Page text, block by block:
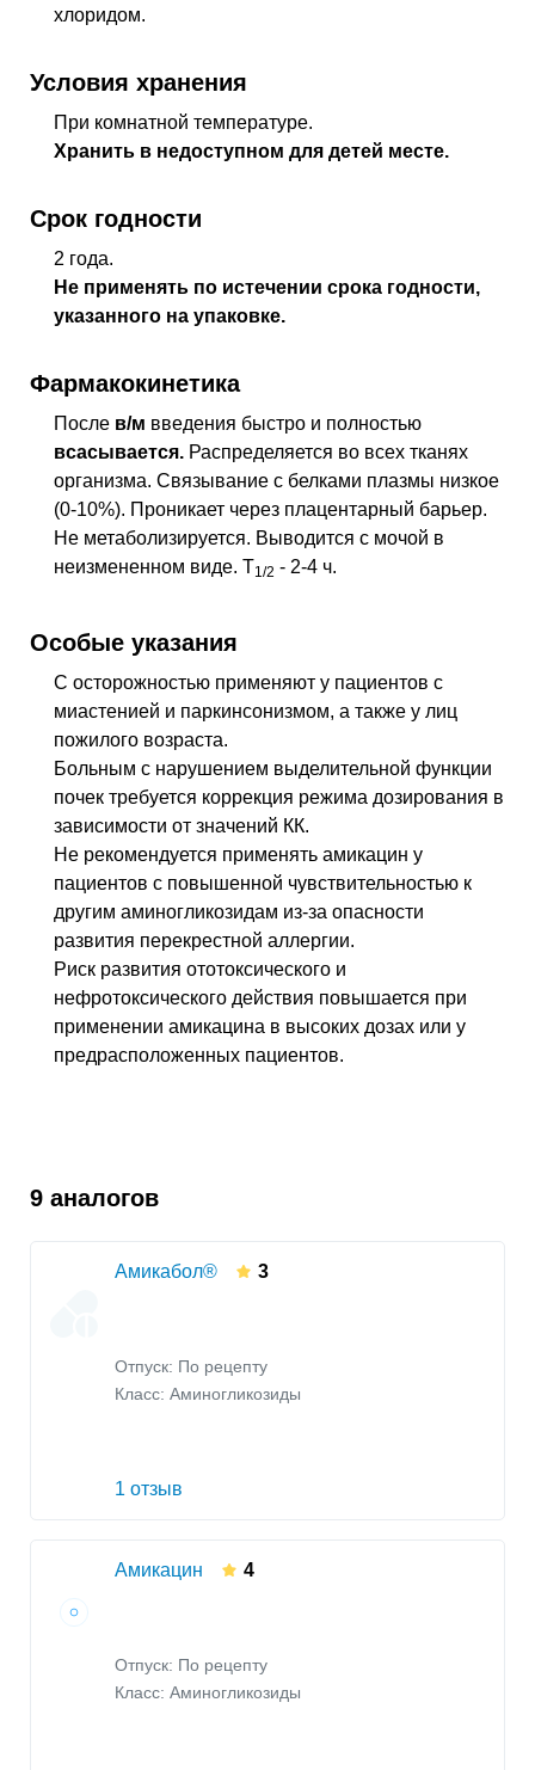
хлоридом.
Условия хранения
При комнатной температуре.
Хранить в недоступном для детей месте.
Срок годности
2 года.
Не применять по истечении срока годности,
указанного на упаковке.
Фармакокинетика
После в/м введения быстро и полностью
всасывается. Распределяется во всех тканях
организма. Связывание с белками плазмы низкое
(0-10%). Проникает через плацентарный барьер.
Не метаболизируется. Выводится с мочой в
неизмененном виде. T1/2 - 2-4 ч.
Особые указания
С осторожностью применяют у пациентов с
миастенией и паркинсонизмом, а также у лиц
пожилого возраста.
Больным с нарушением выделительной функции
почек требуется коррекция режима дозирования в
зависимости от значений КК.
Не рекомендуется применять амикацин у
пациентов с повышенной чувствительностью к
другим аминогликозидам из-за опасности
развития перекрестной аллергии.
Риск развития ототоксического и
нефротоксического действия повышается при
применении амикацина в высоких дозах или у
предрасположенных пациентов.
9 аналогов
Амикабол® 3
Отпуск: По рецепту
Класс: Аминогликозиды
1 отзыв
Амикацин 4
Отпуск: По рецепту
Класс: Аминогликозиды